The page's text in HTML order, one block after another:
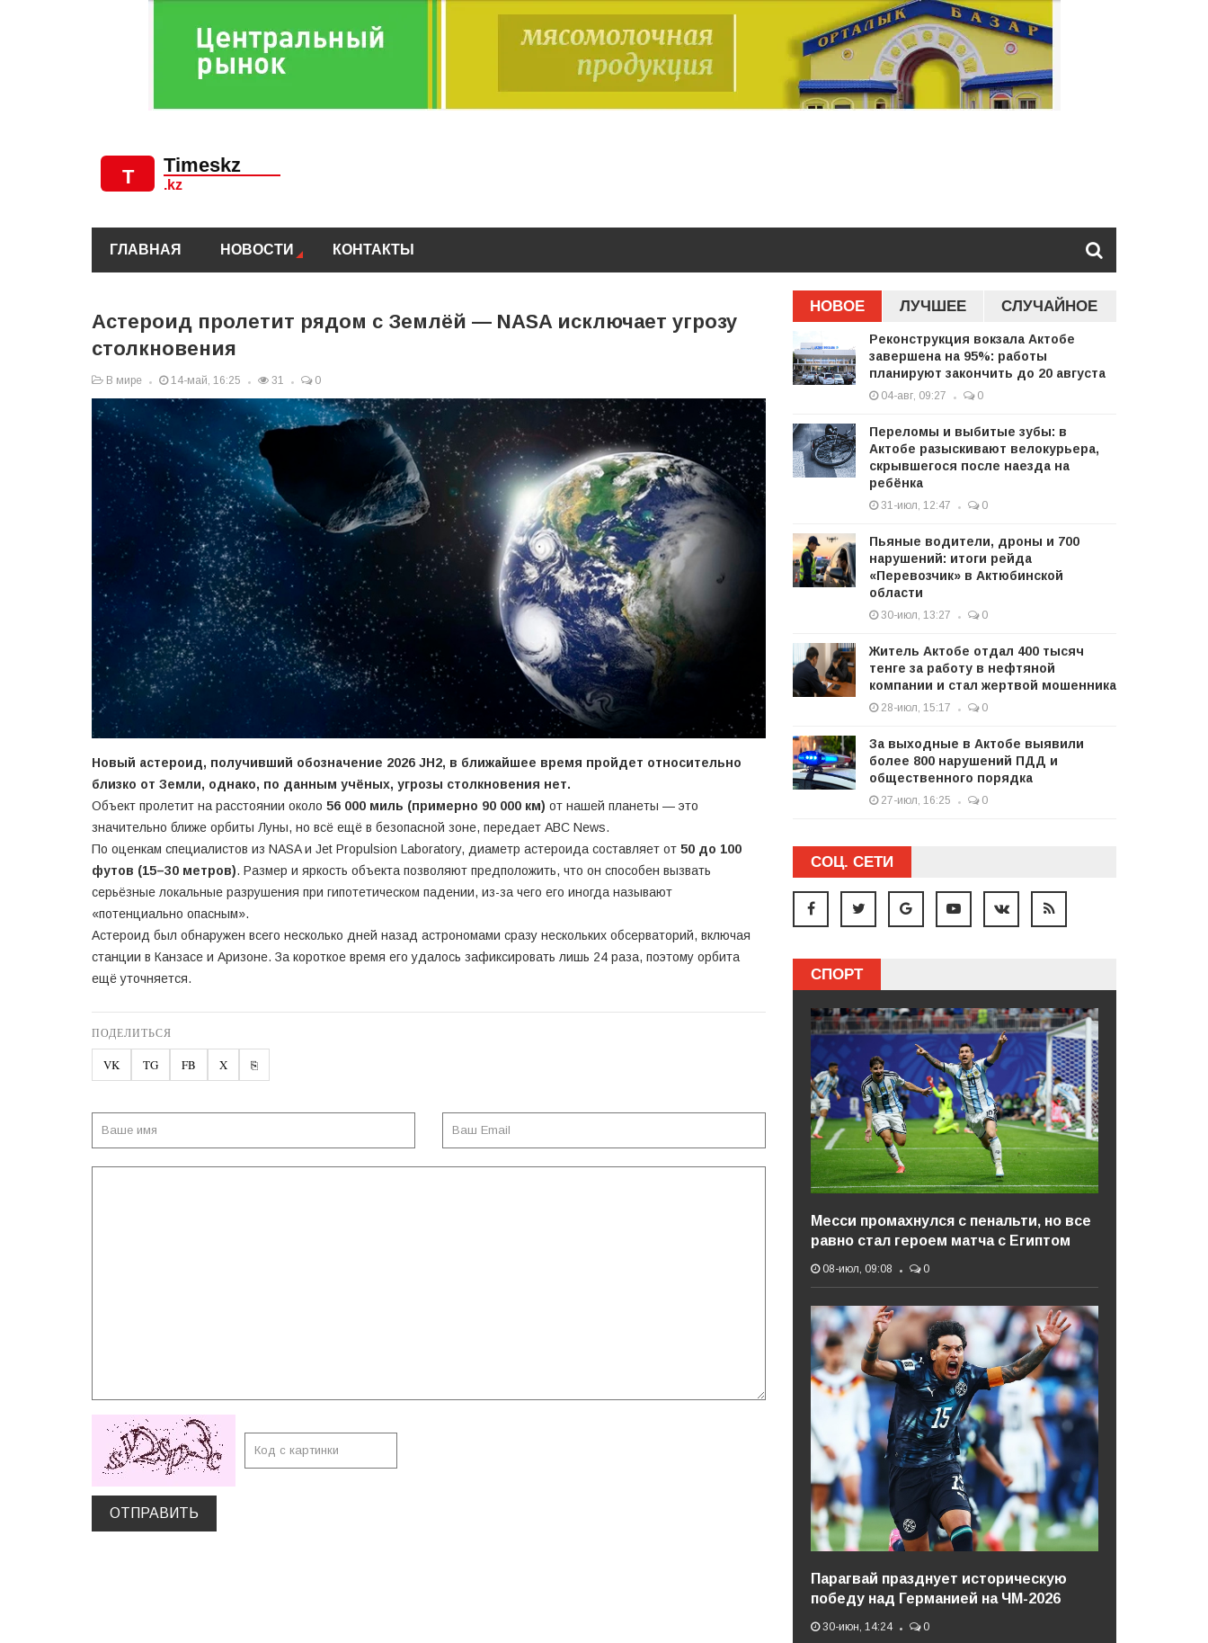
ГЛАВНАЯ НОВОСТИ КОНТАКТЫ
Астероид пролетит рядом с Землёй — NASA исключает угрозу
столкновения
В мире 14-май, 16:25 31 0
Новый астероид, получивший обозначение 2026 JH2, в ближайшее время пройдет относительно
близко от Земли, однако, по данным учёных, угрозы столкновения нет.
Объект пролетит на расстоянии около 56 000 миль (примерно 90 000 км) от нашей планеты — это
значительно ближе орбиты Луны, но всё ещё в безопасной зоне, передает ABC News.
По оценкам специалистов из NASA и Jet Propulsion Laboratory, диаметр астероида составляет от 50 до 100
футов (15–30 метров). Размер и яркость объекта позволяют предположить, что он способен вызвать
серьёзные локальные разрушения при гипотетическом падении, из-за чего его иногда называют
«потенциально опасным».
Астероид был обнаружен всего несколько дней назад астрономами сразу нескольких обсерваторий, включая
станции в Канзасе и Аризоне. За короткое время его удалось зафиксировать лишь 24 раза, поэтому орбита
ещё уточняется.
ПОДЕЛИТЬСЯ
VK TG FB X ⎘
ОТПРАВИТЬ
НОВОЕ ЛУЧШЕЕ СЛУЧАЙНОЕ
Реконструкция вокзала Актобе
завершена на 95%: работы
планируют закончить до 20 августа
04-авг, 09:27 0
Переломы и выбитые зубы: в
Актобе разыскивают велокурьера,
скрывшегося после наезда на
ребёнка
31-июл, 12:47 0
Пьяные водители, дроны и 700
нарушений: итоги рейда
«Перевозчик» в Актюбинской
области
30-июл, 13:27 0
Житель Актобе отдал 400 тысяч
тенге за работу в нефтяной
компании и стал жертвой мошенника
28-июл, 15:17 0
За выходные в Актобе выявили
более 800 нарушений ПДД и
общественного порядка
27-июл, 16:25 0
СОЦ. СЕТИ
СПОРТ
Месси промахнулся с пенальти, но все
равно стал героем матча с Египтом
08-июл, 09:08 0
Парагвай празднует историческую
победу над Германией на ЧМ-2026
30-июн, 14:24 0